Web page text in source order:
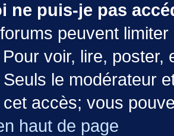
ne puis-je pas
peuvent
voir, lire,
le modérateur
accès; vous
haut de page